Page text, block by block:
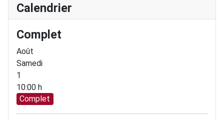
Calendrier
Complet
Août
Samedi
1
10:00 h
Complet